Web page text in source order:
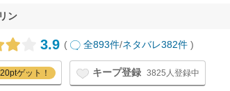
ン
3.9 ( 全893件/ネタバレ382件 )
ゲット！ キープ登録 3825人登録中